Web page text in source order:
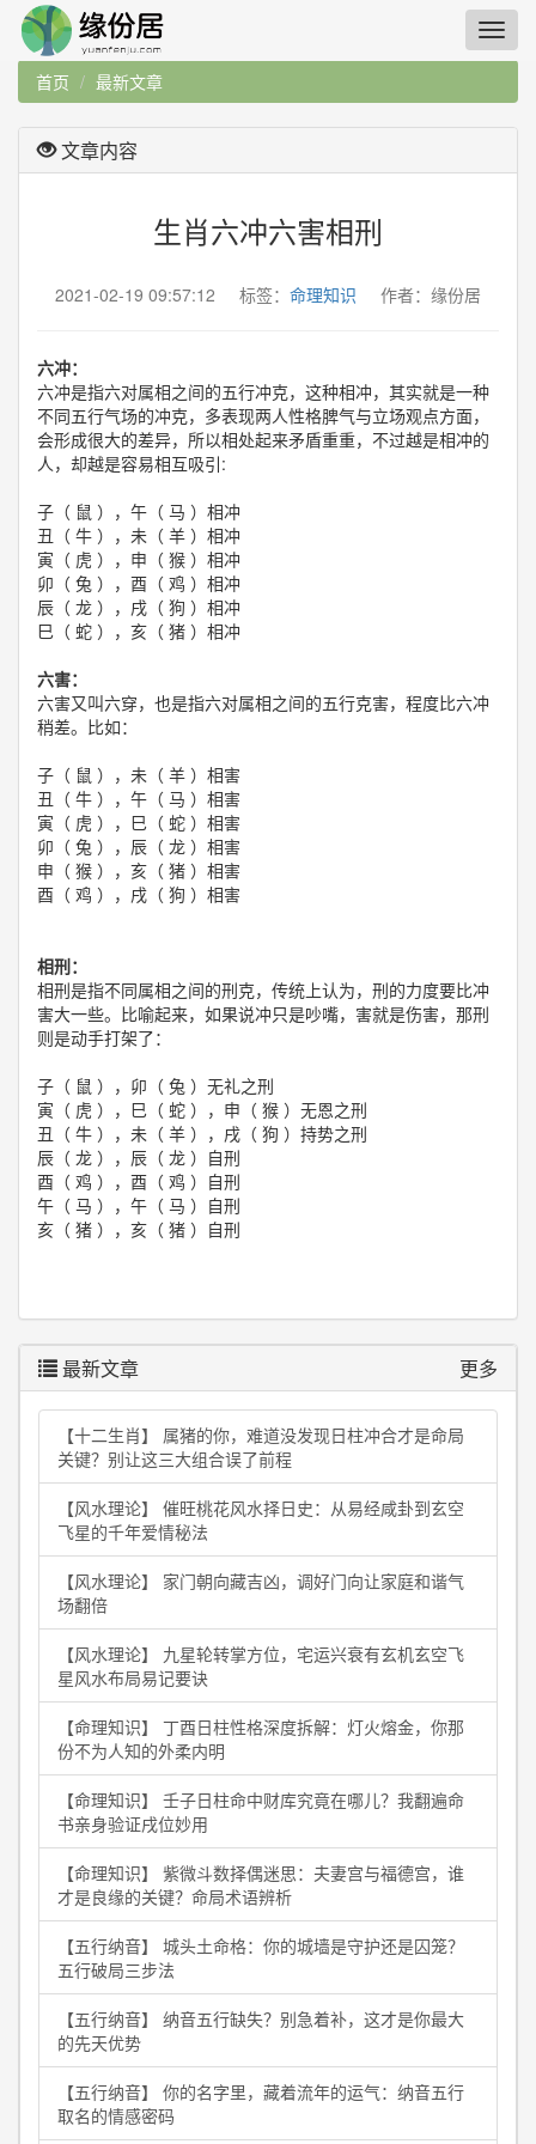
首页 最新文章
文章内容
生肖六冲六害相刑
2021-02-19 09:57:12 标签： 命理知识 作者：缘份居
六冲：
六冲是指六对属相之间的五行冲克，这种相冲，其实就是一种
不同五行气场的冲克，多表现两人性格脾气与立场观点方面，
会形成很大的差异，所以相处起来矛盾重重，不过越是相冲的
人，却越是容易相互吸引:
子（ 鼠 ），午（ 马 ）相冲
丑（ 牛 ），未（ 羊 ）相冲
寅（ 虎 ），申（ 猴 ）相冲
卯（ 兔 ），酉（ 鸡 ）相冲
辰（ 龙 ），戌（ 狗 ）相冲
巳（ 蛇 ），亥（ 猪 ）相冲
六害：
六害又叫六穿，也是指六对属相之间的五行克害，程度比六冲
稍差。比如：
子（ 鼠 ），未（ 羊 ）相害
丑（ 牛 ），午（ 马 ）相害
寅（ 虎 ），巳（ 蛇 ）相害
卯（ 兔 ），辰（ 龙 ）相害
申（ 猴 ），亥（ 猪 ）相害
酉（ 鸡 ），戌（ 狗 ）相害
相刑：
相刑是指不同属相之间的刑克，传统上认为，刑的力度要比冲
害大一些。比喻起来，如果说冲只是吵嘴，害就是伤害，那刑
则是动手打架了：
子（ 鼠 ），卯（ 兔 ）无礼之刑
寅（ 虎 ），巳（ 蛇 ），申（ 猴 ）无恩之刑
丑（ 牛 ），未（ 羊 ），戌（ 狗 ）持势之刑
辰（ 龙 ），辰（ 龙 ）自刑
酉（ 鸡 ），酉（ 鸡 ）自刑
午（ 马 ），午（ 马 ）自刑
亥（ 猪 ），亥（ 猪 ）自刑
最新文章 更多
【十二生肖】 属猪的你，难道没发现日柱冲合才是命局
关键？别让这三大组合误了前程
【风水理论】 催旺桃花风水择日史：从易经咸卦到玄空
飞星的千年爱情秘法
【风水理论】 家门朝向藏吉凶，调好门向让家庭和谐气
场翻倍
【风水理论】 九星轮转掌方位，宅运兴衰有玄机玄空飞
星风水布局易记要诀
【命理知识】 丁酉日柱性格深度拆解：灯火熔金，你那
份不为人知的外柔内明
【命理知识】 壬子日柱命中财库究竟在哪儿？我翻遍命
书亲身验证戌位妙用
【命理知识】 紫微斗数择偶迷思：夫妻宫与福德宫，谁
才是良缘的关键？命局术语辨析
【五行纳音】 城头土命格：你的城墙是守护还是囚笼？
五行破局三步法
【五行纳音】 纳音五行缺失？别急着补，这才是你最大
的先天优势
【五行纳音】 你的名字里，藏着流年的运气：纳音五行
取名的情感密码